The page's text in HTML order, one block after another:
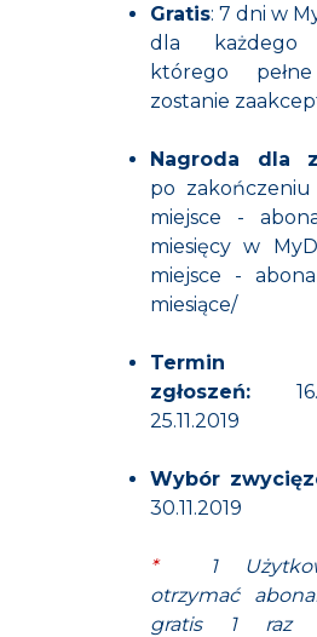
Gratis: 7 dni w
dla każdego
którego pełne
zostanie
Nagroda dla
po
miejsce -
miesięcy w
miejsce -
miesiące/
Termin
zgłoszeń:
25.11.2019
Wybór
30.11.2019
*
1
otrzymać
gratis 1 raz